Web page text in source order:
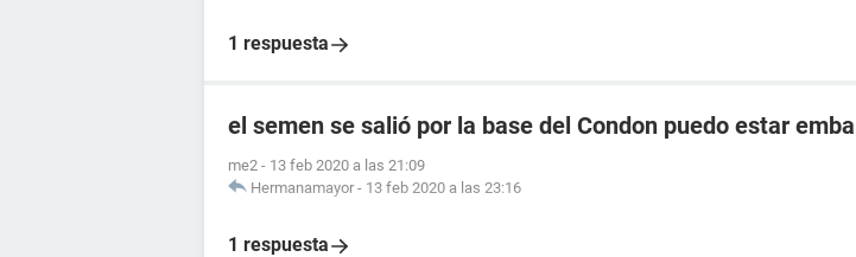
1 respuesta
el semen se salió por la base del Condon puedo estar
me2 - 13 feb 2020 a las 21:09
Hermanamayor - 13 feb 2020 a las 23:16
1 respuesta